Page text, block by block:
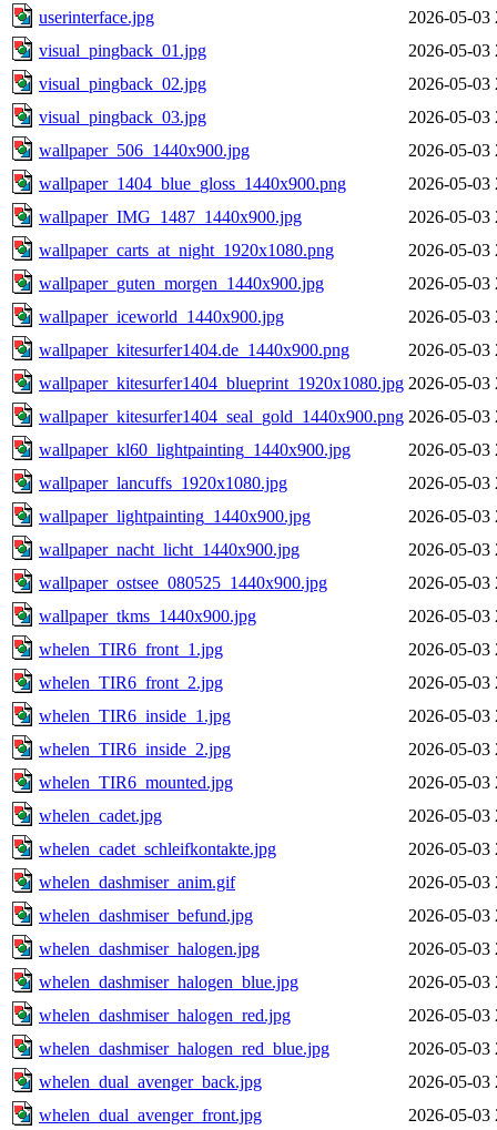
userinterface.jpg
2026-05-03
visual_pingback_01.jpg
2026-05-03
visual_pingback_02.jpg
2026-05-03
visual_pingback_03.jpg
2026-05-03
wallpaper_506_1440x900.jpg
2026-05-03
wallpaper_1404_blue_gloss_1440x900.png
2026-05-03
wallpaper_IMG_1487_1440x900.jpg
2026-05-03
wallpaper_carts_at_night_1920x1080.png
2026-05-03
wallpaper_guten_morgen_1440x900.jpg
2026-05-03
wallpaper_iceworld_1440x900.jpg
2026-05-03
wallpaper_kitesurfer1404.de_1440x900.png
2026-05-03
wallpaper_kitesurfer1404_blueprint_1920x1080.jpg 2026-05-03
wallpaper_kitesurfer1404_seal_gold_1440x900.png 2026-05-03
wallpaper_kl60_lightpainting_1440x900.jpg
2026-05-03
wallpaper_lancuffs_1920x1080.jpg
2026-05-03
wallpaper_lightpainting_1440x900.jpg
2026-05-03
wallpaper_nacht_licht_1440x900.jpg
2026-05-03
wallpaper_ostsee_080525_1440x900.jpg
2026-05-03
wallpaper_tkms_1440x900.jpg
2026-05-03
whelen_TIR6_front_1.jpg
2026-05-03
whelen_TIR6_front_2.jpg
2026-05-03
whelen_TIR6_inside_1.jpg
2026-05-03
whelen_TIR6_inside_2.jpg
2026-05-03
whelen_TIR6_mounted.jpg
2026-05-03
whelen_cadet.jpg
2026-05-03
whelen_cadet_schleifkontakte.jpg
2026-05-03
whelen_dashmiser_anim.gif
2026-05-03
whelen_dashmiser_befund.jpg
2026-05-03
whelen_dashmiser_halogen.jpg
2026-05-03
whelen_dashmiser_halogen_blue.jpg
2026-05-03
whelen_dashmiser_halogen_red.jpg
2026-05-03
whelen_dashmiser_halogen_red_blue.jpg
2026-05-03
whelen_dual_avenger_back.jpg
2026-05-03
whelen_dual_avenger_front.jpg
2026-05-03